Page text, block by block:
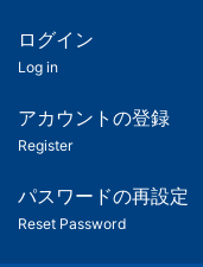
ツ
匿
名
ユ
ー
ログイン
Log in
アカウントの登録
Register
パスワードの再設定
Reset Password